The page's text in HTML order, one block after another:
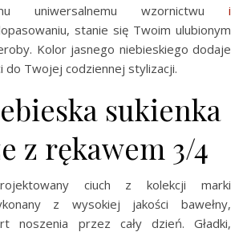
uniwersalnemu wzornictwu i
stanie się Twoim ulubionym
Kolor jasnego niebieskiego dodaje
do Twojej codziennej stylizacji.
sukienka
z rękawem 3/4
ciuch z kolekcji marki
z wysokiej jakości bawełny,
noszenia przez cały dzień. Gładki,